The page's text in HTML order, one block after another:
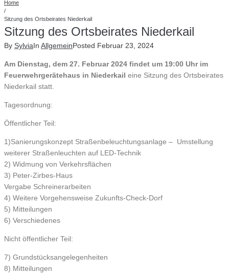
Home
/
Sitzung des Ortsbeirates Niederkail
Sitzung des Ortsbeirates Niederkail
By SylviaIn AllgemeinPosted Februar 23, 2024
Am Dienstag, dem 27. Februar 2024 findet um 19:00 Uhr im
Feuerwehrgerätehaus in Niederkail eine Sitzung des Ortsbeirates
Niederkail statt.
Tagesordnung:
Öffentlicher Teil:
1)Sanierungskonzept Straßenbeleuchtungsanlage – Umstellung
weiterer Straßenleuchten auf LED-Technik
2) Widmung von Verkehrsflächen
3) Peter-Zirbes-Haus
Vergabe Schreinerarbeiten
4) Weitere Vorgehensweise Zukunfts-Check-Dorf
5) Mitteilungen
6) Verschiedenes
Nicht öffentlicher Teil:
7) Grundstücksangelegenheiten
8) Mitteilungen